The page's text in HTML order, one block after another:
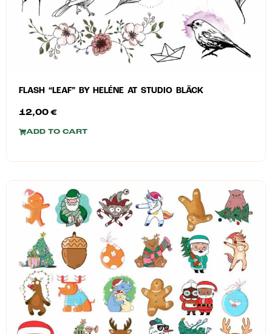
FLASH “LEAF” BY HELÉNE AT STUDIO BLÄCK
12,00 €
ADD TO CART